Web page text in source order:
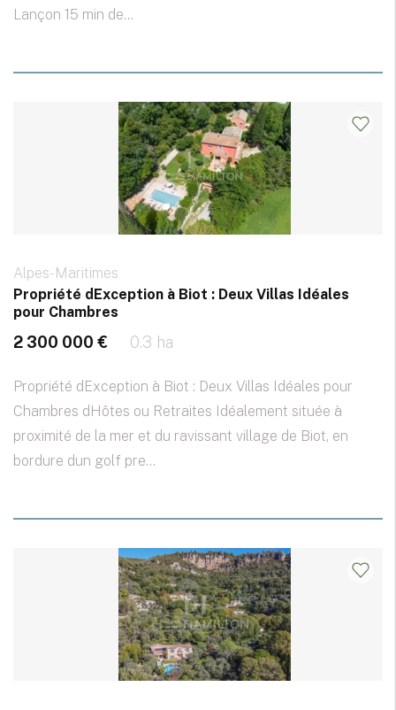
Lançon 15 min de...
Alpes-Maritimes
Propriété dException à Biot : Deux Villas Idéales
pour Chambres
2 300 000 € 0.3 ha
Propriété dException à Biot : Deux Villas Idéales pour
Chambres dHôtes ou Retraites Idéalement située à
proximité de la mer et du ravissant village de Biot, en
bordure dun golf pre...